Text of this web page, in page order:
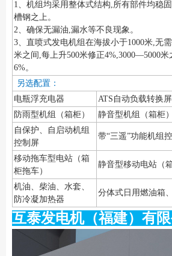
1、机组均采用整体式结构,所有部件均稳
槽钢之上。
2、确保无漏油,漏水等不良现象。
3、直喷式发电机组在海拔小于1000米,无
米之间,每上升500米修正4%,3000—5000米
6%。
另选配置：
电瓶浮充电器
ATS自动负载转换屏
防雨型机组（箱柜）
静音型机组（箱柜）
自保护、自启动机组
控制屏
带“三遥”功能机组
移动拖车型电站（箱
柜拖车）
静音型移动电站（
机油、柴油、水套、
防冷凝加热器
分体式日用燃油箱
互泰发电机（福建）有限